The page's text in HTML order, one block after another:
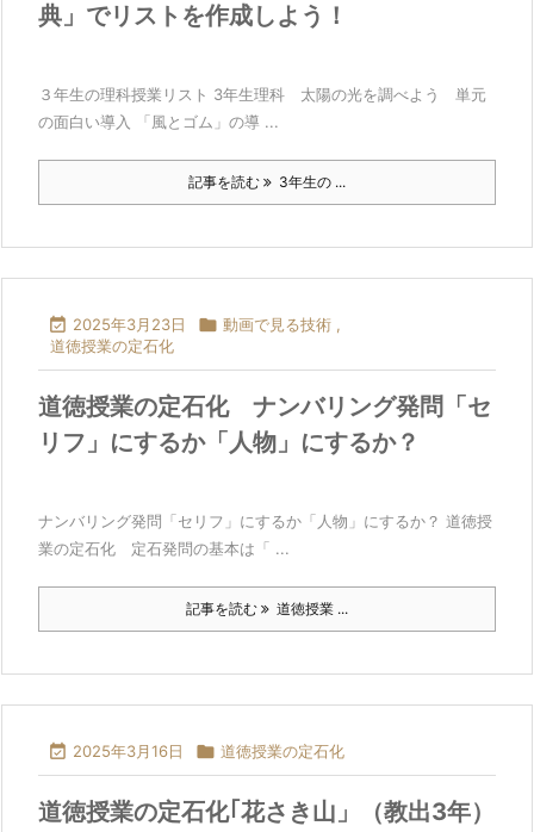
典」でリストを作成しよう！
３年生の理科授業リスト 3年生理科 太陽の光を調べよう 単元
の面白い導入 「風とゴム」の導 ...
記事を読む 3年生の ...
 2025年3月23日  動画で見る技術 ,
道徳授業の定石化
道徳授業の定石化 ナンバリング発問「セ
リフ」にするか「人物」にするか？
ナンバリング発問「セリフ」にするか「人物」にするか？ 道徳授
業の定石化 定石発問の基本は「 ...
記事を読む 道徳授業 ...
 2025年3月16日  道徳授業の定石化
道徳授業の定石化｢花さき山」（教出3年）